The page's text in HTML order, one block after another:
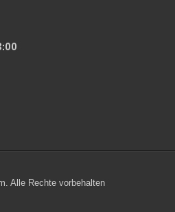
Alle Rechte vorbehalten